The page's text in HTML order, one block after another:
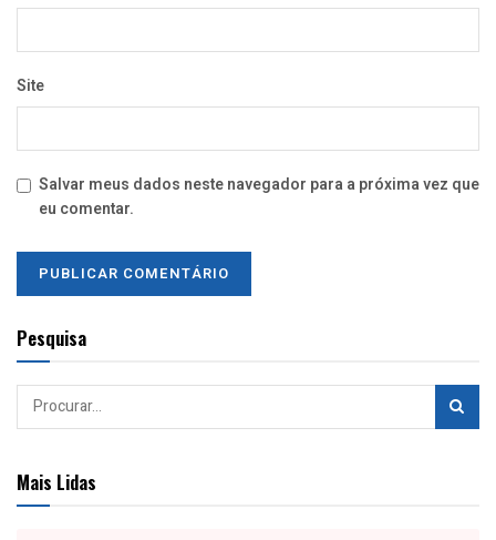
Site
Salvar meus dados neste navegador para a próxima vez que
eu comentar.
Pesquisa
Mais Lidas